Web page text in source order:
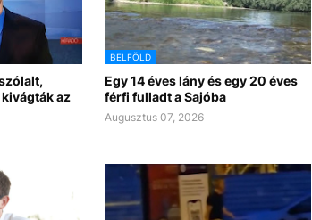
az
BELFÖLD
Egy 14 éves lány és egy 20 éves
férfi fulladt a Sajóba
Augusztus 07, 2026